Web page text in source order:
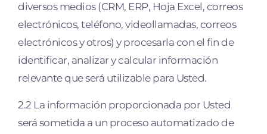
diversos medios (CRM, ERP, Hoja Excel, correos
electrónicos, teléfono, videollamadas, correos
electrónicos y otros) y procesarla con el fin de
identificar, analizar y calcular información
relevante que será utilizable para Usted.
2.2 La información proporcionada por Usted
será sometida a un proceso automatizado de